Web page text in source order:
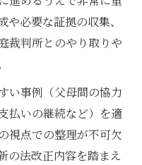
必要な証拠の収集、
裁判所とのやり取りや
い事例（父母間の協力
払いの継続など）を適
視点での整理が不可欠
の法改正内容を踏まえ